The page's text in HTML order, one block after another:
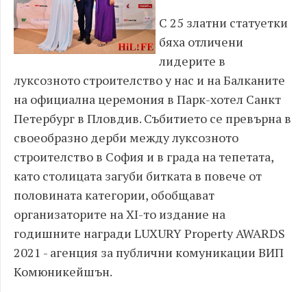
С 25 златни статуетки
бяха отличени
лидерите в
луксозното строителство у нас и на Балканите
на официална церемония в Парк-хотел Санкт
Петербург в Пловдив. Събитието се превърна в
своеобразно дерби между луксозното
строителство в София и в града на тепетата,
като столицата загуби битката в повече от
половината категории, обобщават
организаторите на XI-то издание на
годишните награди LUXURY Property AWARDS
2021 - агенция за публични комуникации ВИП
Комюникейшън.